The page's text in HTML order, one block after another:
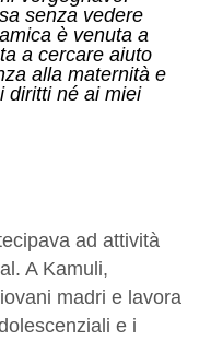
senza vedere
è venuta a
a cercare aiuto
alla maternità e
diritti né ai miei
ad attività
A Kamuli,
madri e lavora
e i